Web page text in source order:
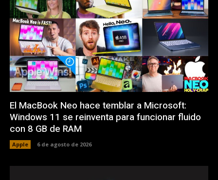
El MacBook Neo hace temblar a Microsoft:
Windows 11 se reinventa para funcionar fluido
con 8 GB de RAM
Apple 6 de agosto de 2026